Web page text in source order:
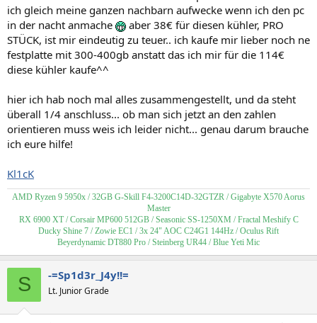
ich gleich meine ganzen nachbarn aufwecke wenn ich den pc
in der nacht anmache
aber 38€ für diesen kühler, PRO
STÜCK, ist mir eindeutig zu teuer.. ich kaufe mir lieber noch ne
festplatte mit 300-400gb anstatt das ich mir für die 114€
diese kühler kaufe^^
hier ich hab noch mal alles zusammengestellt, und da steht
überall 1/4 anschluss... ob man sich jetzt an den zahlen
orientieren muss weis ich leider nicht... genau darum brauche
ich eure hilfe!
Kl1cK
AMD Ryzen 9 5950x / 32GB G-Skill F4-3200C14D-32GTZR / Gigabyte X570 Aorus
Master
RX 6900 XT / Corsair MP600 512GB / Seasonic SS-1250XM / Fractal Meshify C
Ducky Shine 7 / Zowie EC1 / 3x 24" AOC C24G1 144Hz / Oculus Rift
Beyerdynamic DT880 Pro / Steinberg UR44 / Blue Yeti Mic
S -=Sp1d3r_J4y!!=
Lt. Junior Grade